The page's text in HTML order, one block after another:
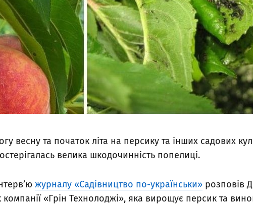
весну та початок літа на персику та інших садових
велика шкодочинність попелиці.
журналу «Садівництво по-українськи» розповів
«Грін Технолоджі», яка вирощує персик та